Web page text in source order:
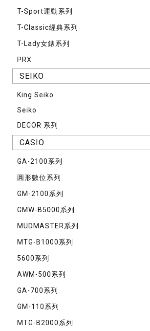
T-Sport運動系列
T-Classic經典系列
T-Lady女錶系列
PRX
SEIKO
King Seiko
Seiko
DECOR 系列
CASIO
GA-2100系列
圓形數位系列
GM-2100系列
GMW-B5000系列
MUDMASTER系列
MTG-B1000系列
5600系列
AWM-500系列
GA-700系列
GM-110系列
MTG-B2000系列